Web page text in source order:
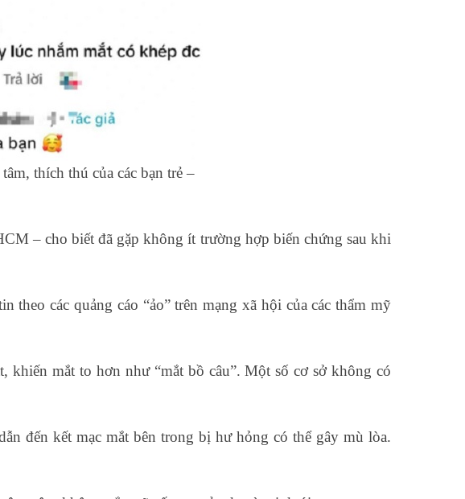
thích thú của các bạn trẻ –
– cho biết đã gặp không ít trường hợp biến chứng sau khi
các quảng cáo “ảo” trên mạng xã hội của các thẩm mỹ
khiến mắt to hơn như “mắt bồ câu”. Một số cơ sở không có
đến kết mạc mắt bên trong bị hư hỏng có thể gây mù lòa.